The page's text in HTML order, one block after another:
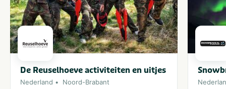
De Reuselhoeve activiteiten en uitjes
Nederland Noord-Brabant